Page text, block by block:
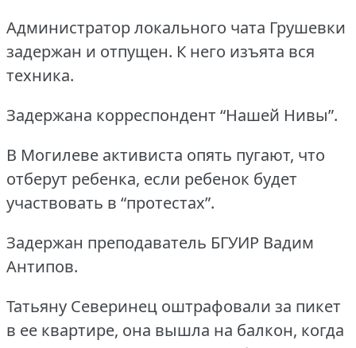
Администратор локального чата Грушевки
задержан и отпущен. К него изъята вся
техника.
Задержана корреспондент “Нашей Нивы”.
В Могилеве активиста опять пугают, что
отберут ребенка, если ребенок будет
участвовать в “протестах”.
Задержан преподаватель БГУИР Вадим
Антипов.
Татьяну Северинец оштрафовали за пикет
в ее квартире, она вышла на балкон, когда